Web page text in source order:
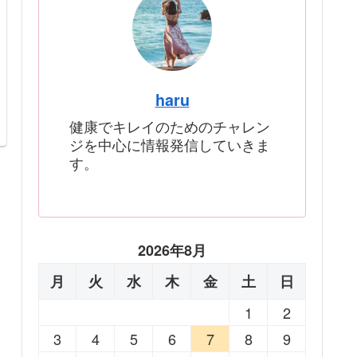
haru
健康でキレイのためのチャレン
ジを中心に情報発信していきま
す。
2026年8月
月
火 水 木 金 土
日
1
2
3
4 5 6 7 8
9